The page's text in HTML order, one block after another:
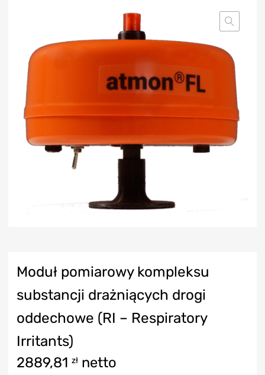
Moduł pomiarowy kompleksu
substancji drażniących drogi
oddechowe (RI – Respiratory
Irritants)
2889,81 zł netto